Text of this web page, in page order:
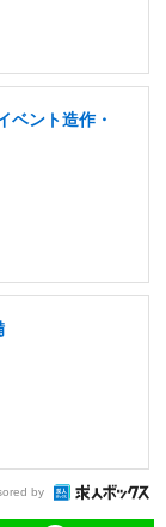
ベント造作・
by